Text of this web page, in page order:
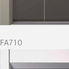
FA710